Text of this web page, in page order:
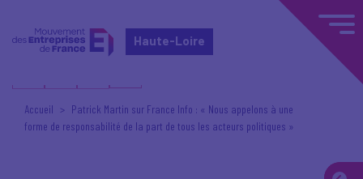
Haute-Loire
Accueil
Patrick Martin sur France Info : « Nous appelons à une
forme de responsabilité de la part de tous les acteurs politiques »